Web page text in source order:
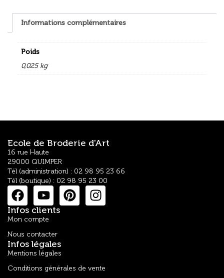
Informations complémentaires
Poids
0,025 kg
Ecole de Broderie d'Art
16 rue Haute
29000 QUIMPER
Tél (administration) : 02 98 95 23 66
Tél (boutique) : 02 98 95 23 00
Infos clients
Mon compte
Nous contacter
Infos légales
Mentions légales
Conditions générales de vente